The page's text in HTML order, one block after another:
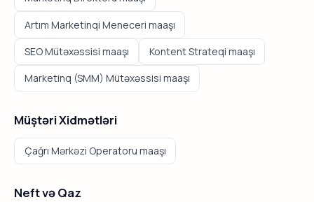
Artım Marketinqi Meneceri maaşı
SEO Mütəxəssisi maaşı Kontent Strateqi maaşı
Marketinq (SMM) Mütəxəssisi maaşı
Müştəri Xidmətləri
Çağrı Mərkəzi Operatoru maaşı
Neft və Qaz